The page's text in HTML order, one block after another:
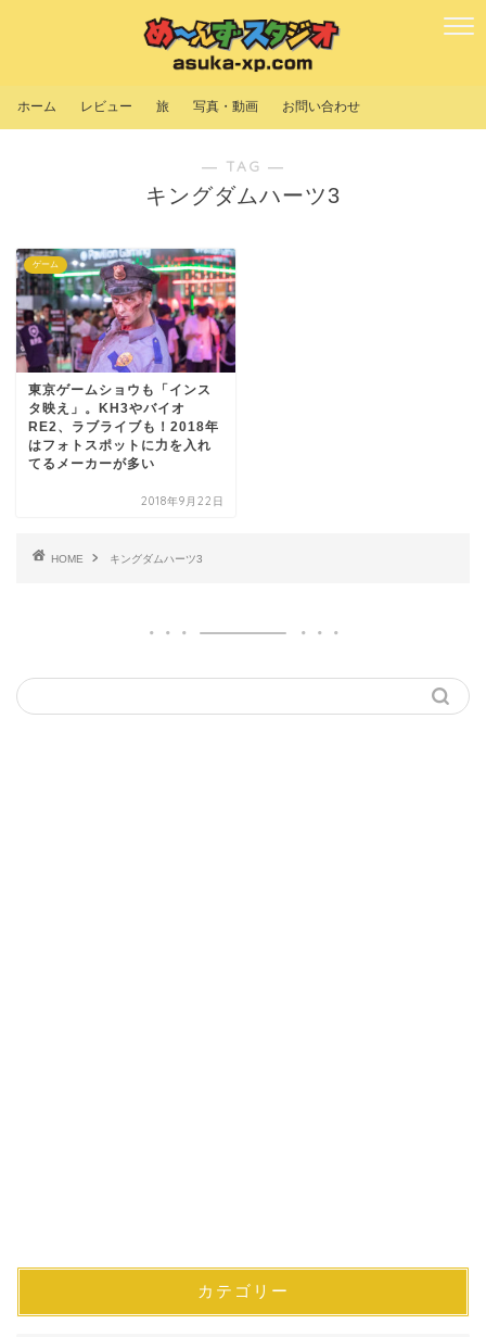
ホーム レビュー 旅 写真・動画 お問い合わせ
― TAG ―
キングダムハーツ3
ゲーム
東京ゲームショウも「インス
タ映え」。KH3やバイオ
RE2、ラブライブも！2018年
はフォトスポットに力を入れ
てるメーカーが多い
2018年9月22日
HOME キングダムハーツ3
カテゴリー